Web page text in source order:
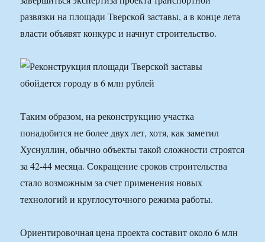
развязки на площади Тверской заставы, а в конце лета
власти объявят конкурс и начнут строительство.
Таким образом, на реконструкцию участка
понадобится не более двух лет, хотя, как заметил
Хуснуллин, обычно объекты такой сложности строятся
за 42-44 месяца. Сокращение сроков строительства
стало возможным за счет применения новых
технологий и круглосуточного режима работы.
Ориентировочная цена проекта составит около 6 млн